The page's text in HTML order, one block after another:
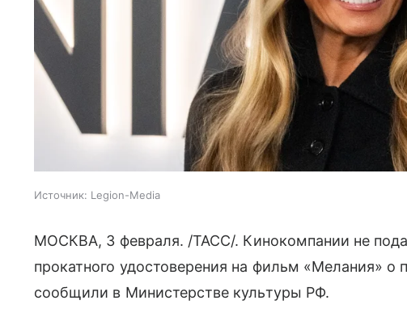
Источник: Legion-Media
МОСКВА, 3 февраля. /ТАСС/. Кинокомпании не
прокатного удостоверения на фильм «Мелания»
сообщили в Министерстве культуры РФ.